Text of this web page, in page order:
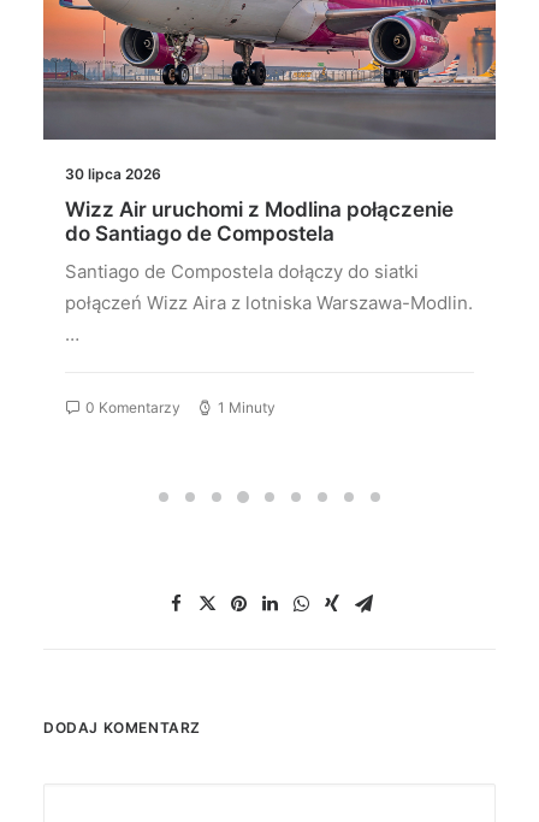
30 lipca 2026
Wizz Air uruchomi z Modlina połączenie
do Santiago de Compostela
Santiago de Compostela dołączy do siatki
połączeń Wizz Aira z lotniska Warszawa-Modlin.
…
0 Komentarzy 1 Minuty
DODAJ KOMENTARZ